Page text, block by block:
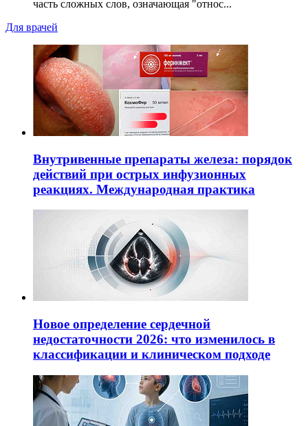
часть сложных слов, означающая "относ...
Для врачей
Внутривенные препараты железа: порядок
действий при острых инфузионных
реакциях. Международная практика
Новое определение сердечной
недостаточности 2026: что изменилось в
классификации и клиническом подходе